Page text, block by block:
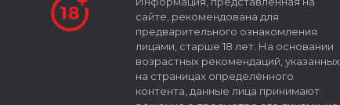
сайте, рекомендована для
предварительного ознакомления
лицами, старше 18 лет. На основании
возрастных рекомендаций, указанных
на страницах определённого
контента, данные лица принимают